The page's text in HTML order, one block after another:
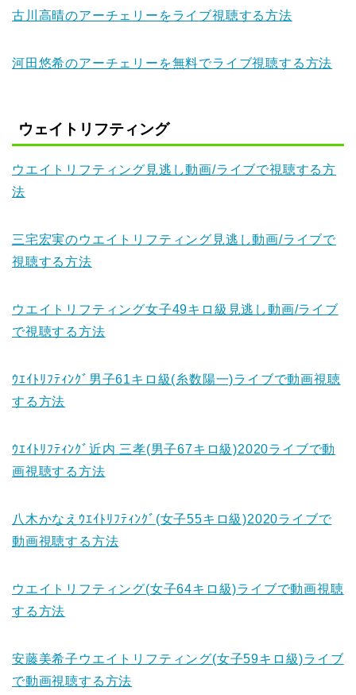
古川高晴のアーチェリーをライブ視聴する方法
河田悠希のアーチェリーを無料でライブ視聴する方法
ウェイトリフティング
ウエイトリフティング見逃し動画/ライブで視聴する方
法
三宅宏実のウエイトリフティング見逃し動画/ライブで
視聴する方法
ウエイトリフティング女子49キロ級見逃し動画/ライブ
で視聴する方法
ｳｴｲﾄﾘﾌﾃｨﾝｸﾞ男子61キロ級(糸数陽一)ライブで動画視聴
する方法
ｳｴｲﾄﾘﾌﾃｨﾝｸﾞ近内 三孝(男子67キロ級)2020ライブで動
画視聴する方法
八木かなえｳｴｲﾄﾘﾌﾃｨﾝｸﾞ(女子55キロ級)2020ライブで
動画視聴する方法
ウエイトリフティング(女子64キロ級)ライブで動画視聴
する方法
安藤美希子ウエイトリフティング(女子59キロ級)ライブ
で動画視聴する方法